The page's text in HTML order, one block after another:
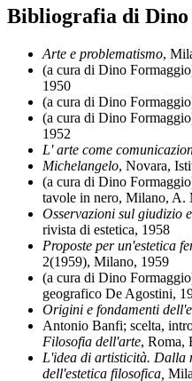
Bibliografia di Dino
Arte e problematismo,
(a cura di Dino
1950
(a cura di Dino
(a cura di Dino
1952
L' arte come
Michelangelo, Novara,
(a cura di Dino
tavole in nero, Milano, A.
Osservazioni sul giudizio
rivista di estetica, 1958
Proposte per un'estetica
2(1959), Milano, 1959
(a cura di Dino
geografico De Agostini,
Origini e fondamenti
Antonio Banfi; scelta,
Filosofia dell'arte, Roma,
L'idea di artisticità. Dalla
dell'estetica filosofica,